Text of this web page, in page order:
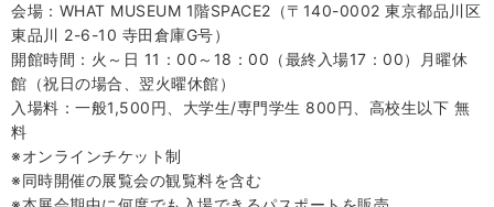
会場：WHAT MUSEUM 1階SPACE2（〒140-0002 東京都品川区
東品川 2-6-10 寺田倉庫G号）
開館時間：火～日 11：00～18：00（最終入場17：00）月曜休
館（祝日の場合、翌火曜休館）
入場料：一般1,500円、大学生/専門学生 800円、高校生以下 無
料
※オンラインチケット制
※同時開催の展覧会の観覧料を含む